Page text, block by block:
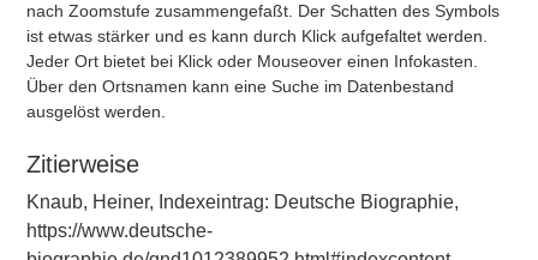
nach Zoomstufe zusammengefaßt. Der Schatten des Symbols
ist etwas stärker und es kann durch Klick aufgefaltet werden.
Jeder Ort bietet bei Klick oder Mouseover einen Infokasten.
Über den Ortsnamen kann eine Suche im Datenbestand
ausgelöst werden.
Zitierweise
Knaub, Heiner, Indexeintrag: Deutsche Biographie,
https://www.deutsche-